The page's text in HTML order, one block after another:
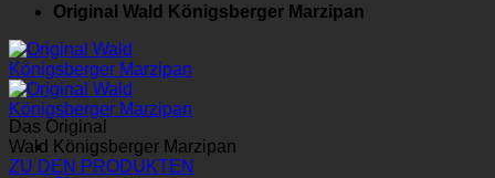
Original Wald Königsberger Marzipan
Das Original
Wald Königsberger Marzipan
ZU DEN PRODUKTEN